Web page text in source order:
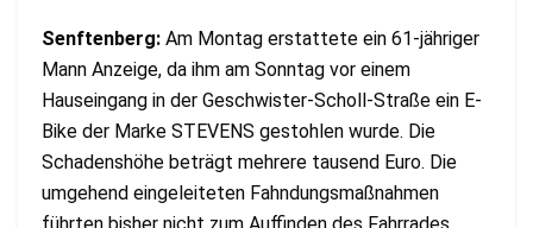
Senftenberg: Am Montag erstattete ein 61-jähriger
Mann Anzeige, da ihm am Sonntag vor einem
Hauseingang in der Geschwister-Scholl-Straße ein E-
Bike der Marke STEVENS gestohlen wurde. Die
Schadenshöhe beträgt mehrere tausend Euro. Die
umgehend eingeleiteten Fahndungsmaßnahmen